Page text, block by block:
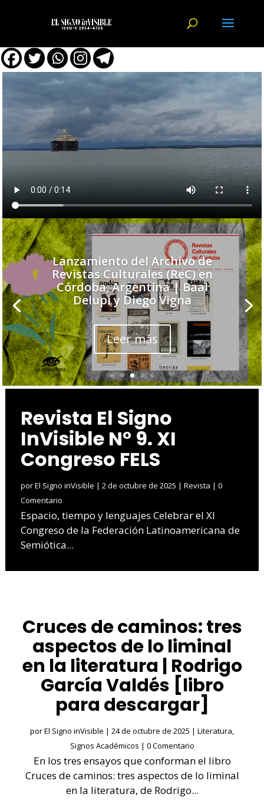
Lanzamiento del Archivo de
Revistas Culturales (ReC) en
Córdoba, Argentina | Baal
Delupi y Diego Vigna
Leer más
Revista El Signo
InVisible N° 9. XI
Congreso FELS
porEl Signo inVisible | 2 de octubre de 2025 | Revista | 0
Comentario
Espacio, tiempo y lenguajes Celebrar el XI
Congreso de la Federación Latinoamericana de
Semiótica...
Cruces de caminos: tres
aspectos de lo liminal
en la literatura | Rodrigo
García Valdés [libro
para descargar]
porEl Signo inVisible | 24 de octubre de 2025 | Literatura,
Signos Académicos | 0 Comentario
En los tres ensayos que conforman el libro
Cruces de caminos: tres aspectos de lo liminal
en la literatura, de Rodrigo...